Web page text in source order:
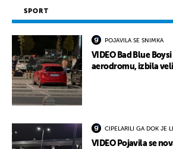
SPORT
POJAVILA SE SNIMKA
VIDEO Bad Blue
aerodromu, izbila
CIPELARILI GA DOK JE
VIDEO Pojavila se